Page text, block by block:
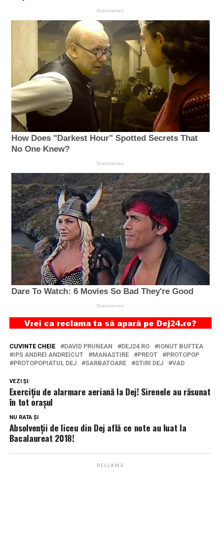
CUVINTE CHEIE DAVID PRUNEAN DEJ24.RO
IONUT BUFTEA
IPS ANDREI ANDREICUT
MANASTIRE PREOT
PROTOPOP
PROTOPOPIATUL DEJ
SARBATOARE STIRI DEJ VAD
VEZI ȘI:
Exercițiu de alarmare aeriană la Dej! Sirenele au răsunat
în tot orașul
NU RATA ȘI
Absolvenții de liceu din Dej află ce note au luat la
Bacalaureat 2018!
RECLAMĂ